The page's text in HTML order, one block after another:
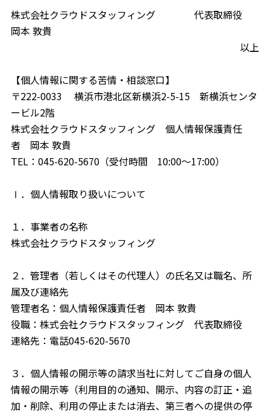
株式会社クラウドスタッフィング 代表取締役
岡本 敦貴
以上
【個人情報に関する苦情・相談窓口】
〒222-0033 横浜市港北区新横浜2-5-15 新横浜センタ
ービル2階
株式会社クラウドスタッフィング 個人情報保護責任
者 岡本 敦貴
TEL：045-620-5670（受付時間 10:00～17:00）
Ⅰ．個人情報取り扱いについて
１．事業者の名称
株式会社クラウドスタッフィング
２．管理者（若しくはその代理人）の氏名又は職名、所
属及び連絡先
管理者名：個人情報保護責任者 岡本 敦貴
役職：株式会社クラウドスタッフィング 代表取締役
連絡先：電話045-620-5670
３．個人情報の開示等の請求当社に対してご自身の個人
情報の開示等（利用目的の通知、開示、内容の訂正・追
加・削除、利用の停止または消去、第三者への提供の停